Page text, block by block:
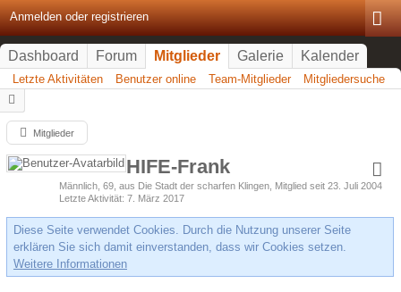
Anmelden oder registrieren
Dashboard Forum Mitglieder Galerie Kalender
Letzte Aktivitäten Benutzer online Team-Mitglieder Mitgliedersuche
Mitglieder
HIFE-Frank
Männlich 69 aus Die Stadt der scharfen Klingen Mitglied seit 23. Juli 2004
Letzte Aktivität 7. März 2017
Diese Seite verwendet Cookies. Durch die Nutzung unserer Seite
erklären Sie sich damit einverstanden, dass wir Cookies setzen.
Weitere Informationen